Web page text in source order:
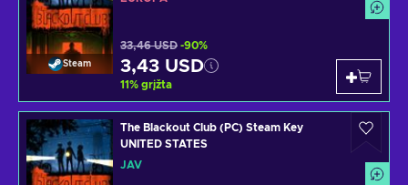
Steam
33,46 USD -90%
3,43 USD
11% grįžta
The Blackout Club (PC) Steam Key
UNITED STATES
JAV